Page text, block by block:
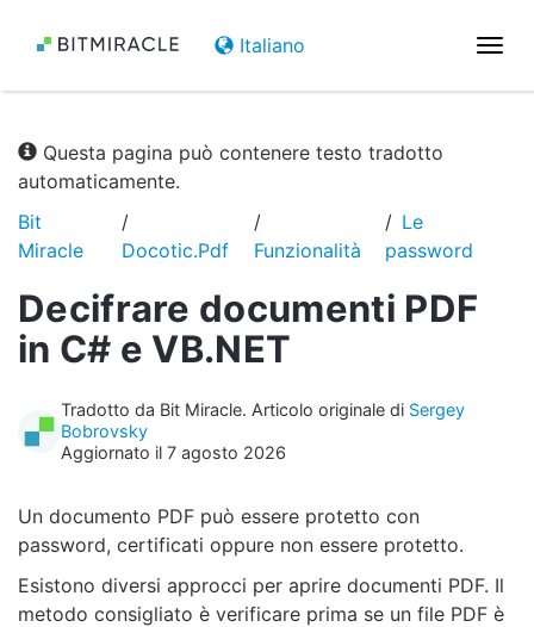
Italiano
Questa pagina può contenere testo tradotto
automaticamente.
Bit
Miracle
Docotic.Pdf Funzionalità
Le
password
Decifrare documenti PDF
in C# e VB.NET
Tradotto da Bit Miracle. Articolo originale di Sergey
Bobrovsky
Aggiornato il 7 agosto 2026
Un documento PDF può essere protetto con
password, certificati oppure non essere protetto.
Esistono diversi approcci per aprire documenti PDF. Il
metodo consigliato è verificare prima se un file PDF è